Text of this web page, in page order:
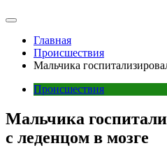
Главная
Происшествия
Мальчика
Происшествия
Мальчика
с леденцом в мозге